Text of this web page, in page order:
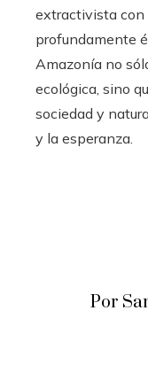
extractivista
profundamente
Amazonía no
ecológica, sino
sociedad y
y la esperanza.
Por